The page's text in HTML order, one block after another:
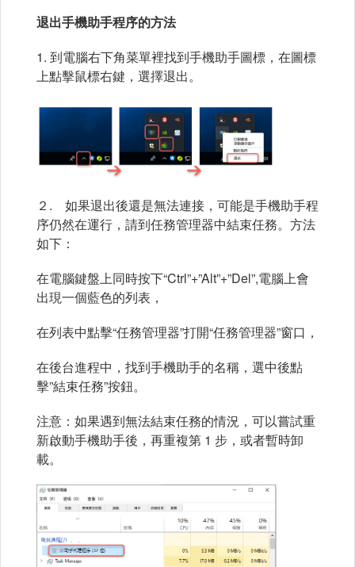
退出手機助手程序的方法
1. 到電腦右下角菜單裡找到手機助手圖標，在圖標
上點擊鼠標右鍵，選擇退出。
２. 如果退出後還是無法連接，可能是手機助手程
序仍然在運行，請到任務管理器中結束任務。方法
如下：
在電腦鍵盤上同時按下“Ctrl”+”Alt”+”Del”,電腦上會
出現一個藍色的列表，
在列表中點擊“任務管理器”打開“任務管理器”窗口，
在後台進程中，找到手機助手的名稱，選中後點
擊”結束任務”按鈕。
注意：如果遇到無法結束任務的情況，可以嘗試重
新啟動手機助手後，再重複第 1 步，或者暫時卸
載。